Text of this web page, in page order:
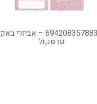
6942083578837 – אביזרי באק
טו סקול